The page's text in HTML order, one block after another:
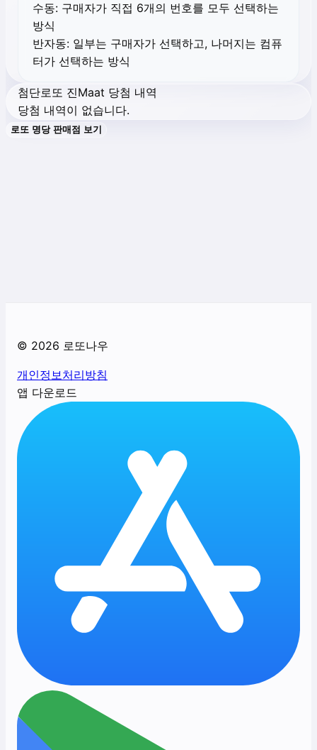
수동: 구매자가 직접 6개의 번호를 모두 선택하는
방식
반자동: 일부는 구매자가 선택하고, 나머지는 컴퓨
터가 선택하는 방식
첨단로또 진Maat 당첨 내역
당첨 내역이 없습니다.
로또 명당 판매점 보기
© 2026 로또나우
개인정보처리방침
앱 다운로드